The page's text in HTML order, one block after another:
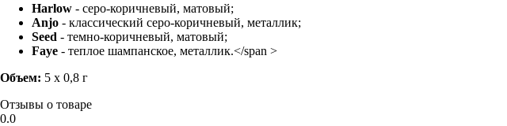
Harlow - серо-коричневый, матовый;
Anjo - классический серо-коричневый, металлик;
Seed - темно-коричневый, матовый;
Faye - теплое шампанское, металлик.</span >
Объем: 5 х 0,8 г
Отзывы о товаре
0.0